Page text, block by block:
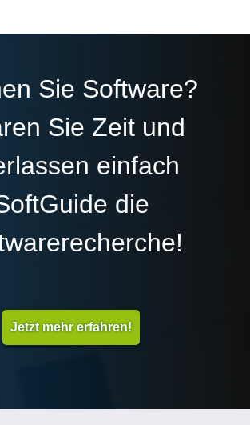
Sie Software?
Sie Zeit und
einfach
die
Jetzt mehr erfahren!